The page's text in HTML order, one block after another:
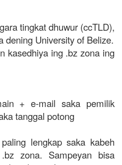
tingkat dhuwur (ccTLD),
dening University of Belize.
kasedhiya ing .bz zona ing
+ e-mail saka pemilik
tanggal potong
lengkap saka kabeh
zona. Sampeyan bisa